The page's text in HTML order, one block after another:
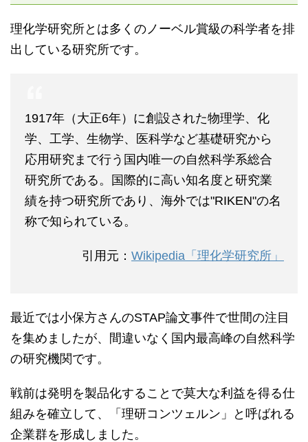
理化学研究所とは多くのノーベル賞級の科学者を排
出している研究所です。
1917年（大正6年）に創設された物理学、化
学、工学、生物学、医科学など基礎研究から
応用研究まで行う国内唯一の自然科学系総合
研究所である。国際的に高い知名度と研究業
績を持つ研究所であり、海外では"RIKEN"の名
称で知られている。
引用元： Wikipedia「理化学研究所」
最近では小保方さんのSTAP論文事件で世間の注目
を集めましたが、間違いなく国内最高峰の自然科学
の研究機関です。
戦前は発明を製品化することで莫大な利益を得る仕
組みを確立して、「理研コンツェルン」と呼ばれる
企業群を形成しました。